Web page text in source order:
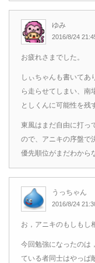
ゆみ
2016/8/24
お疲れさまでした。
しぃちゃんも書いてあ
ら走らせてしまい、南
としくんに可能性を残
東風はまだ自由に打っ
ので、アニキの序盤で
優先順位がまだわから
うっちゃん
2016/8/24
お，アニキのもしもし
今回勉強になったのは
ている者同士はやっぱ